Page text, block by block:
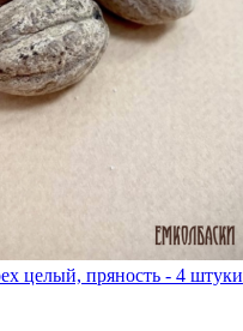
целый, пряность - 4 штуки